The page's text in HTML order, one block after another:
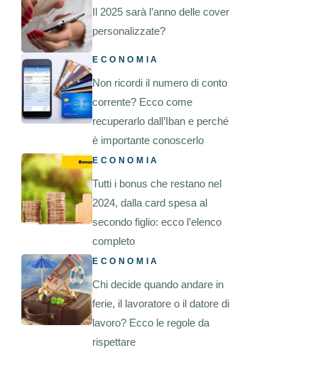
Il 2025 sarà l’anno delle cover
personalizzate?
ECONOMIA
Non ricordi il numero di conto
corrente? Ecco come
recuperarlo dall’Iban e perché
è importante conoscerlo
ECONOMIA
Tutti i bonus che restano nel
2024, dalla card spesa al
secondo figlio: ecco l’elenco
completo
ECONOMIA
Chi decide quando andare in
ferie, il lavoratore o il datore di
lavoro? Ecco le regole da
rispettare